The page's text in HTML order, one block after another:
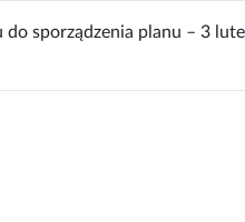
sporządzenia planu – 3